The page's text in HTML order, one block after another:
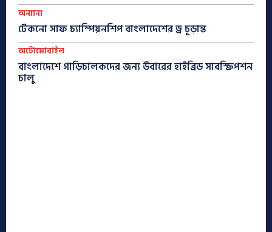
অন্যান্য
টেকনো সাফ চ্যাম্পিয়নশিপ বাংলাদেশের ড্র চূড়ান্ত
অটোমোবাইল
বাংলাদেশে গাড়িচালকদের জন্য উবারের হাইব্রিড সাবস্ক্রিপশন
চালু